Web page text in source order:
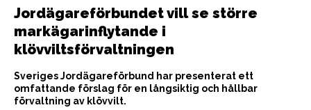
Jordägareförbundet vill se större
markägarinflytande i
klövviltsförvaltningen
Sveriges Jordägareförbund har presenterat ett
omfattande förslag för en långsiktig och hållbar
förvaltning av klövvilt.